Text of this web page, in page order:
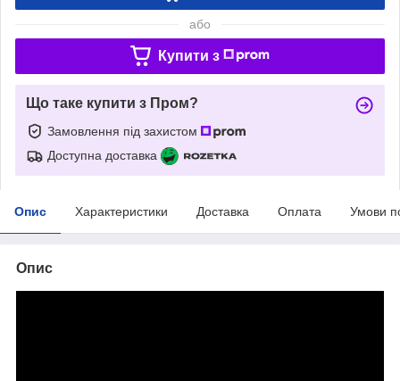
або
Купити з
Що таке купити з Пром?
Замовлення під захистом
Доступна доставка
Опис Характеристики Доставка Оплата Умови
Опис